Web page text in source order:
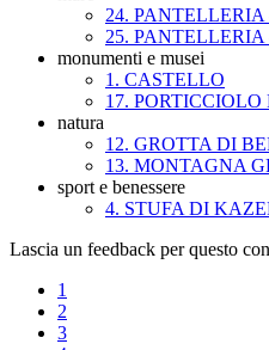
24.
25.
monumenti e musei
1. CASTELLO
17.
natura
12. GROTTA DI
13. MONTAGNA
sport e benessere
4. STUFA DI
Lascia un feedback per questo
1
2
3